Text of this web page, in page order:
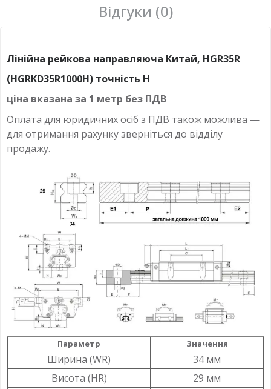
Відгуки (0)
Лінійна рейкова направляюча Китай, HGR35R
(HGRKD35R1000H) точність H
ціна вказана за 1 метр без ПДВ
Оплата для юридичних осіб з ПДВ також можлива —
для отримання рахунку зверніться до відділу
продажу.
Параметр Значення
Ширина (WR)
34 мм
Висота (HR)
29 мм